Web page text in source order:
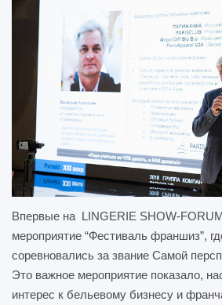
Впервые на LINGERIE SHOW-
мероприятие “Фестиваль франшиз”,
соревновались за звание Самой
Это важное мероприятие показало,
интерес к бельевому бизнесу и